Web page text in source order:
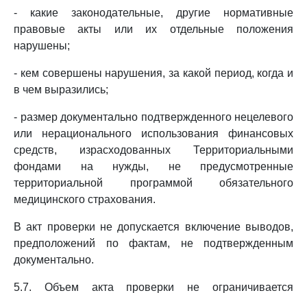
- какие законодательные, другие нормативные
правовые акты или их отдельные положения
нарушены;
- кем совершены нарушения, за какой период, когда и
в чем выразились;
- размер документально подтвержденного нецелевого
или нерационального использования финансовых
средств, израсходованных Территориальными
фондами на нужды, не предусмотренные
территориальной программой обязательного
медицинского страхования.
В акт проверки не допускается включение выводов,
предположений по фактам, не подтвержденным
документально.
5.7. Объем акта проверки не ограничивается